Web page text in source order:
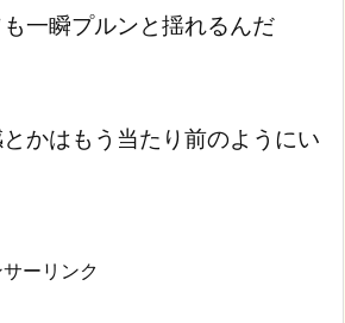
一瞬プルンと揺れるんだ
かはもう当たり前のようにい
ーリンク